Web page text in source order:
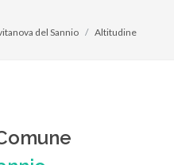
del Sannio Altitudine